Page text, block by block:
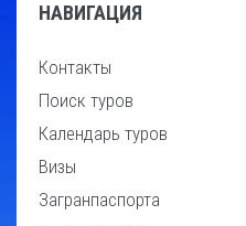
НАВИГАЦИЯ
Контакты
Поиск туров
Календарь туров
Визы
Загранпаспорта